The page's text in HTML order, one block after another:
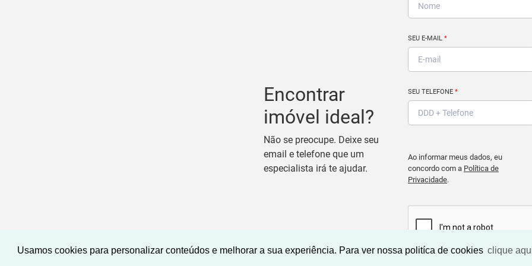
Usamos cookies para personalizar conteúdos e melhorar a sua experiência. Para ver nossa politíca de cookies clique
Encontrar
imóvel ideal?
Não se preocupe. Deixe seu
email e telefone que um
especialista irá te ajudar.
SEU E-MAIL *
SEU TELEFONE *
Ao informar meus dados, eu
concordo com a Política de
Privacidade.